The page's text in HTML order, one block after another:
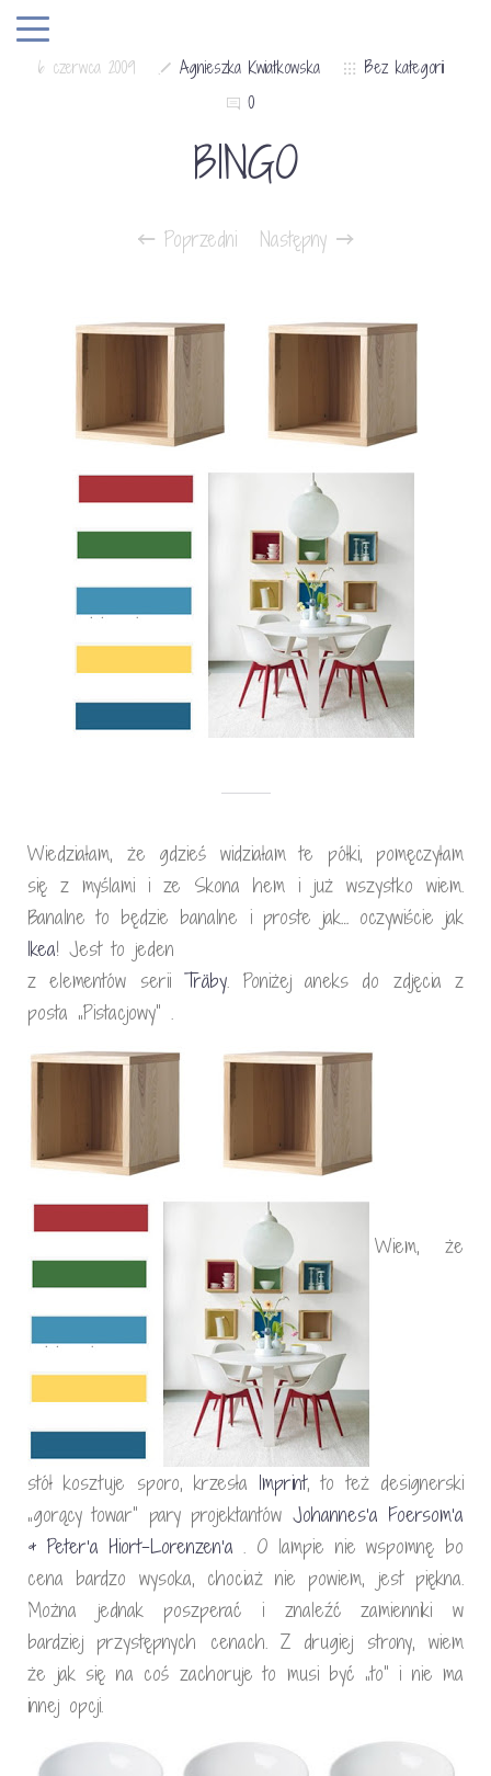
6 czerwca 2009 Agnieszka Kwiatkowska
Bez kategorii
0
BINGO
Poprzedni Następny
Wiedziałam, że gdzieś widziałam te półki, pomęczyłam
się z myślami i ze Skona hem i już wszystko wiem.
Banalne to będzie banalne i proste jak… oczywiście jak
Ikea! Jest to jeden
z elementów seriiTräby. Poniżej aneks do zdjęcia z
posta „Pistacjowy” .
Wiem, że
stół kosztuje sporo, krzesła Imprint, to też designerski
„gorący towar” pary projektantów Johannes’a Foersom’a
& Peter’a Hiort-Lorenzen’a . O lampie nie wspomnę bo
cena bardzo wysoka, chociaż nie powiem, jest piękna.
Można jednak poszperać i znaleźć zamienniki w
bardziej przystępnych cenach. Z drugiej strony, wiem
że jak się na coś zachoruje to musi być „to” i nie ma
innej opcji.